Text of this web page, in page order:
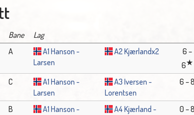
Bane
Lag
A
A1 Hanson -
Larsen
A2 Kjærlandx2
6 –
6
C
A1 Hanson -
Larsen
A3 Iversen -
Lorentsen
6 – 8
B
A1 Hanson -
A4 Kjærland -
0 – 8